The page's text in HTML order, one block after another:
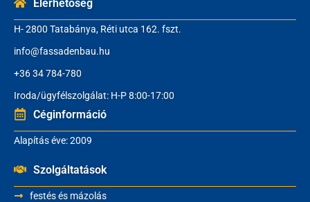
Elérhetőség
H- 2800 Tatabánya, Réti utca 162. fszt.
info@fassadenbau.hu
+36 34 784-780
Iroda/ügyfélszolgálat: H-P 8:00-17:00
Céginformáció
Alapítás éve: 2009
Szolgáltatások
festés és mázolás